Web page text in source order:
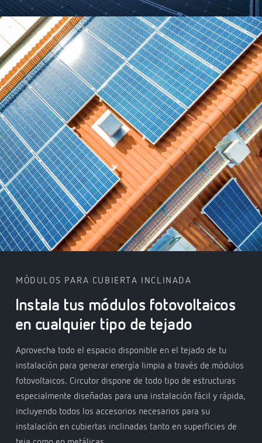
MÓDULOS PARA CUBIERTA INCLINADA
Instala tus módulos fotovoltaicos
en cualquier tipo de tejado
Aprovecha todo el espacio disponible en el tejado de tu
instalación para generar energía limpia a través de módulos
fotovoltaicos. Circutor dispone de todo tipo de estructuras
especialmente diseñadas para una instalación fácil y rápida,
incluyendo todos los accesorios necesarios para su
instalación en cubiertas inclinadas tanto en superficies de